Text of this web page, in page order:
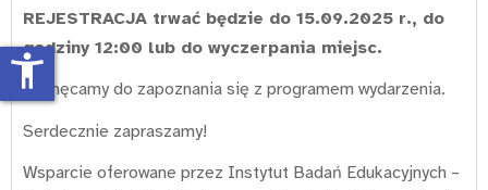
REJESTRACJA trwać będzie do 15.09.2025 r., do
godziny 12:00 lub do wyczerpania miejsc.
Zachęcamy do zapoznania się z programem wydarzenia.
Serdecznie zapraszamy!
Wsparcie oferowane przez Instytut Badań Edukacyjnych –
accessibility_new